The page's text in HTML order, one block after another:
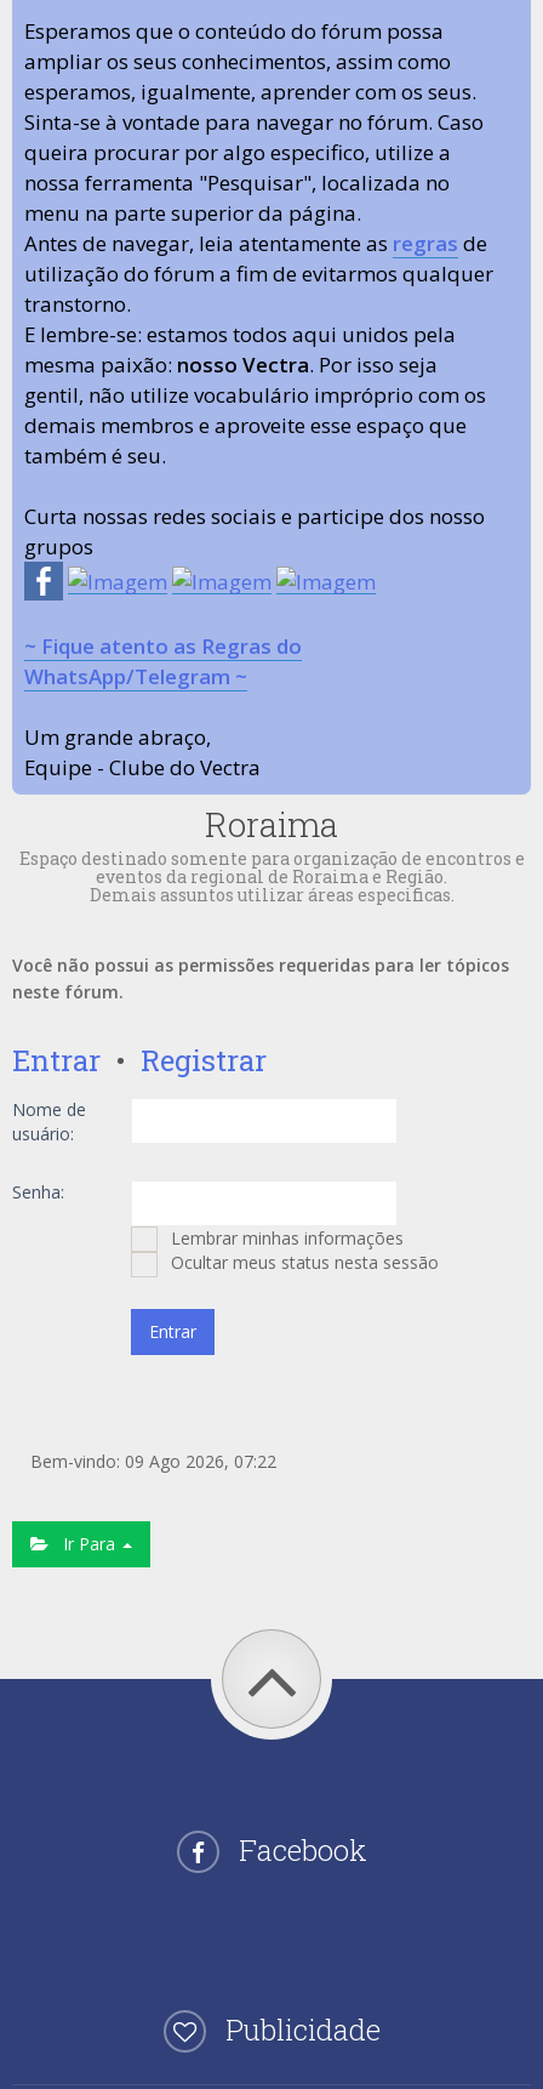
Esperamos que o conteúdo do fórum possa
ampliar os seus conhecimentos, assim como
esperamos, igualmente, aprender com os seus.
Sinta-se à vontade para navegar no fórum. Caso
queira procurar por algo especifico, utilize a
nossa ferramenta "Pesquisar", localizada no
menu na parte superior da página.
Antes de navegar, leia atentamente as regras de
utilização do fórum a fim de evitarmos qualquer
transtorno.
E lembre-se: estamos todos aqui unidos pela
mesma paixão: nosso Vectra. Por isso seja
gentil, não utilize vocabulário impróprio com os
demais membros e aproveite esse espaço que
também é seu.
Curta nossas redes sociais e participe dos nosso
grupos
~ Fique atento as Regras do
WhatsApp/Telegram ~
Um grande abraço,
Equipe - Clube do Vectra
Roraima
Espaço destinado somente para organização de encontros e
eventos da regional de Roraima e Região.
Demais assuntos utilizar áreas especificas.
Você não possui as permissões requeridas para ler tópicos
neste fórum.
Entrar • Registrar
Nome de
usuário:
Senha:
Lembrar minhas informações
Ocultar meus status nesta sessão
Bem-vindo: 09 Ago 2026, 07:22
Ir Para
Facebook
Publicidade